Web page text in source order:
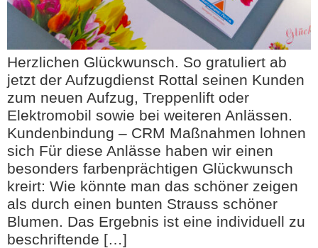
Herzlichen Glückwunsch. So gratuliert ab
jetzt der Aufzugdienst Rottal seinen Kunden
zum neuen Aufzug, Treppenlift oder
Elektromobil sowie bei weiteren Anlässen.
Kundenbindung – CRM Maßnahmen lohnen
sich Für diese Anlässe haben wir einen
besonders farbenprächtigen Glückwunsch
kreirt: Wie könnte man das schöner zeigen
als durch einen bunten Strauss schöner
Blumen. Das Ergebnis ist eine individuell zu
beschriftende […]